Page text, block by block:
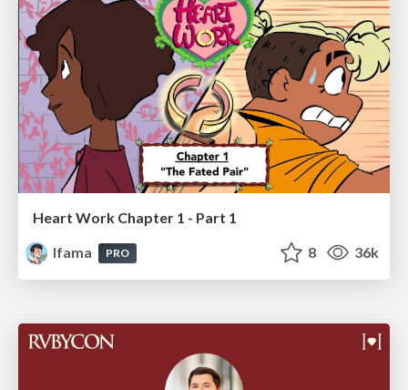
Heart Work Chapter 1 - Part 1
lfama
PRO 8 36k